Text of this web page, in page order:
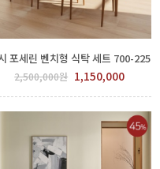
포세린 벤치형 식탁 세트 700-225
2,500,000원 1,150,000